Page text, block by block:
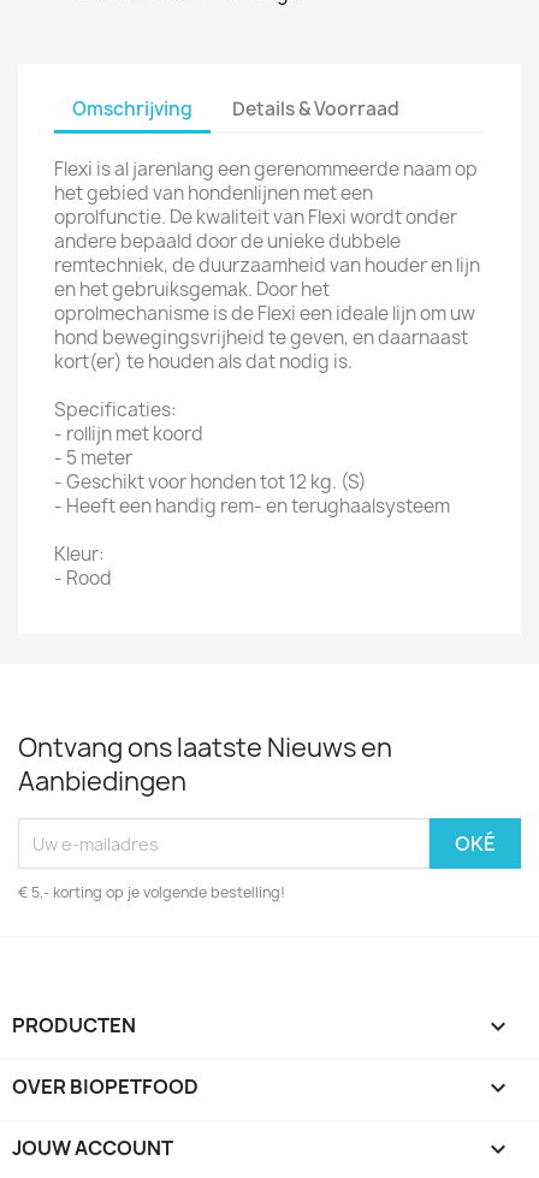
Omschrijving Details & Voorraad
Flexi is al jarenlang een gerenommeerde naam op
het gebied van hondenlijnen met een
oprolfunctie. De kwaliteit van Flexi wordt onder
andere bepaald door de unieke dubbele
remtechniek, de duurzaamheid van houder en lijn
en het gebruiksgemak. Door het
oprolmechanisme is de Flexi een ideale lijn om uw
hond bewegingsvrijheid te geven, en daarnaast
kort(er) te houden als dat nodig is.
Specificaties:
- rollijn met koord
- 5 meter
- Geschikt voor honden tot 12 kg. (S)
- Heeft een handig rem- en terughaalsysteem
Kleur:
- Rood
Ontvang ons laatste Nieuws en
Aanbiedingen
€ 5,- korting op je volgende bestelling!
PRODUCTEN 
OVER BIOPETFOOD 
JOUW ACCOUNT 